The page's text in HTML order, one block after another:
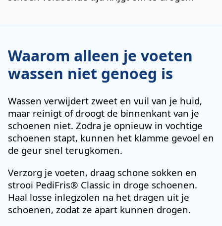
Waarom alleen je voeten
wassen niet genoeg is
Wassen verwijdert zweet en vuil van je huid,
maar reinigt of droogt de binnenkant van je
schoenen niet. Zodra je opnieuw in vochtige
schoenen stapt, kunnen het klamme gevoel en
de geur snel terugkomen.
Verzorg je voeten, draag schone sokken en
strooi PediFris® Classic in droge schoenen.
Haal losse inlegzolen na het dragen uit je
schoenen, zodat ze apart kunnen drogen.